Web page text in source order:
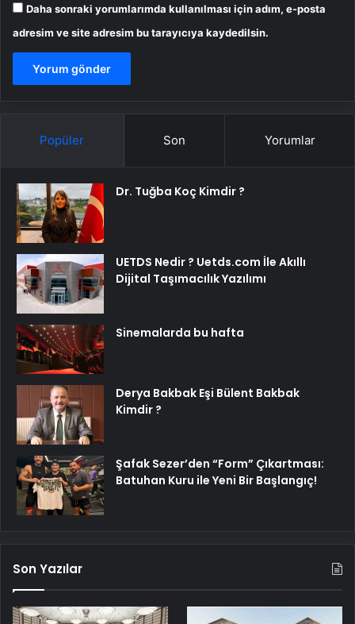
Daha sonraki yorumlarımda kullanılması için adım, e-posta
adresim ve site adresim bu tarayıcıya kaydedilsin.
Popüler Son Yorumlar
Dr. Tuğba Koç Kimdir ?
UETDS Nedir ? Uetds.com İle Akıllı
Dijital Taşımacılık Yazılımı
Sinemalarda bu hafta
Derya Bakbak Eşi Bülent Bakbak
Kimdir ?
Şafak Sezer’den “Form” Çıkartması:
Batuhan Kuru ile Yeni Bir Başlangıç!
Son Yazılar